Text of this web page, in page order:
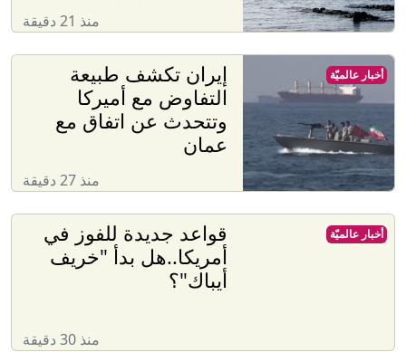
منذ 21 دقيقة
إيران تكشف طبيعة
التفاوض مع أميركا
وتتحدث عن اتفاق مع
عمان
منذ 27 دقيقة
أخبار عالميّة
قواعد جديدة للفوز في
أمريكا..هل بدأ "خريف
أيباك"؟
منذ 30 دقيقة
أخبار عالميّة